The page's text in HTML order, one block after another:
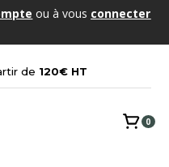
ou à vous connecter
de 120€ HT
0